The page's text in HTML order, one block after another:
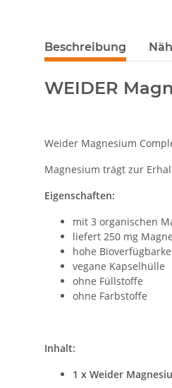
Beschreibung
WEIDER
Weider Magnesium
Magnesium trägt zur
Eigenschaften:
mit 3 organischen
liefert 250 mg
hohe
vegane Kapselhülle
ohne Füllstoffe
ohne Farbstoffe
Inhalt:
1 x Weider